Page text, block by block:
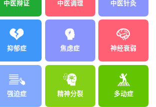
中医辩证 中医调理 中医针灸
抑郁症 焦虑症 神经衰弱
强迫症 精神分裂 多动症